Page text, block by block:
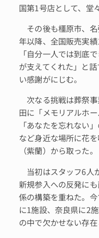
国第1号店として、堂
その後も橿原市、
年以降、全国販売実
「自分一人では到底
が支えてくれた」と
い感謝がにじむ。
次なる挑戦は葬祭
田に「メモリアルホ
「あなたを忘れない
など身近な場所に花
（紫蘭）から取った。
当初はスタッフ6人
新規参入への反発に
係の構築を重ねた。
に1施設、奈良県に2
の中で欠かせない存在